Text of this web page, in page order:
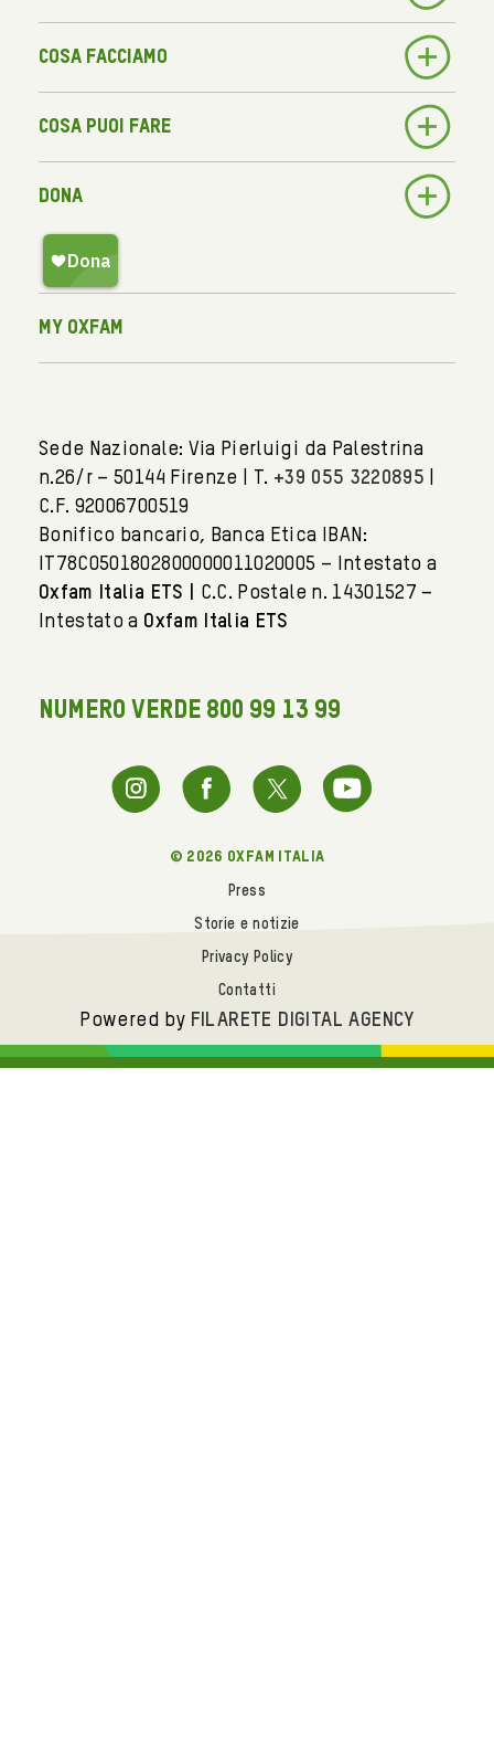
Cosa facciamo
Cosa puoi fare
Dona
My Oxfam
Sede Nazionale: Via Pierluigi da Palestrina
n.26/r – 50144 Firenze | T. +39 055 3220895
C.F. 92006700519
Bonifico bancario, Banca Etica IBAN:
IT78C0501802800000011020005 – Intestato a
Oxfam Italia ETS | C.C. Postale n. 14301527 –
Intestato a Oxfam Italia ETS
NUMERO VERDE 800 99 13 99
© 2026 oxfam italia
Press
Storie e notizie
Privacy Policy
Contatti
Powered by FILARETE DIGITAL AGENCY